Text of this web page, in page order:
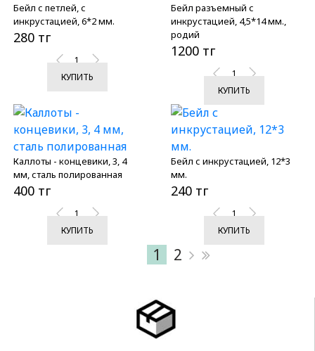
Бейл с петлей, с
инкрустацией, 6*2 мм.
280 тг
КУПИТЬ
Бейл разъемный с
инкрустацией, 4,5*14 мм.,
родий
1200 тг
КУПИТЬ
Каллоты - концевики, 3, 4
мм, сталь полированная
400 тг
КУПИТЬ
Бейл с инкрустацией, 12*3
мм.
240 тг
КУПИТЬ
1 2